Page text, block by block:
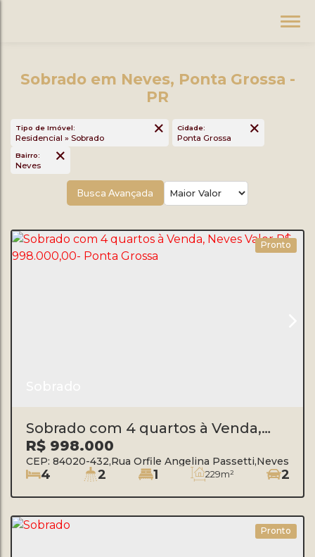
Sobrado em Neves, Ponta Grossa -
PR
Tipo de Imóvel:
Residencial » Sobrado
Cidade:
Bairro:
Busca Avançada
Pronto
Sobrado com 4 quartos à Venda,
Neves Valor R$ 998.000,00- Ponta
Grossa
R$998.000
CEP: 84020-432,Rua Orfile Angelina Passetti,Neves
4 2 1 229m² 2
Pronto